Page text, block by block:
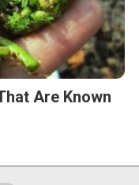
Are Known